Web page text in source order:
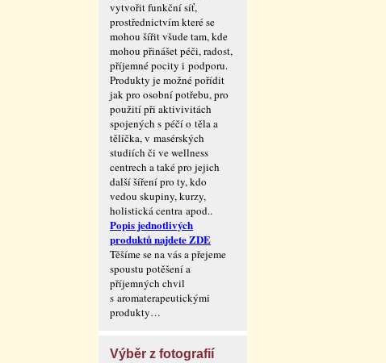
vytvořit funkční síť,
prostřednictvím které se
mohou šířit všude tam, kde
mohou přinášet péči, radost,
příjemné pocity i podporu.
Produkty je možné pořídit
jak pro osobní potřebu, pro
použití při aktivivitách
spojených s péčí o těla a
tělíčka, v masérských
studiích či ve wellness
centrech a také pro jejich
další šíření pro ty, kdo
vedou skupiny, kurzy,
holistická centra apod..
Popis jednotlivých
produktů najdete ZDE
Těšíme se na vás a přejeme
spoustu potěšení a
příjemných chvil
s aromaterape­utickými
produkty…
Výběr z fotografií